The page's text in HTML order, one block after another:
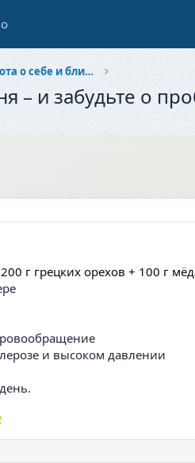
Здоровье и красота: Забота о себе и близких
– и забудьте о
г грецких орехов + 100 г
и высоком давлении